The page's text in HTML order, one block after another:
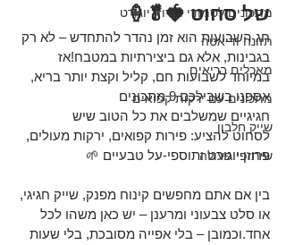
מתכונים לסמודי ופרוזן יוגורט
תזונה ודיאטה
מאכלים בריאים
מתכונים עם ירקות קפואים
שייק חלבון
שיתופי פעולה
של סחוט 🍓🥬🍦
חג השבועות הוא זמן נהדר להתחדש – לא רק
בגבינות, אלא גם ביצירתיות במטבח!אז
במיוחד לשבועות חם, קליל וקצת יותר בריא,
אספנו בשבילכם 9 מתכונים
חגיגיים שמשלבים את כל הטוב שיש
לסחוט להציע: פירות קפואים, ירקות מעולים,
פרוזן יוגורט ותוספי-על טבעיים 🌱
בין אם אתם מחפשים קינוח מפנק, שייק חגיגי,
או סלט צבעוני ומרענן – יש כאן משהו לכל
אחד.וכמובן – בלי אפייה מסובכת, בלי שעות